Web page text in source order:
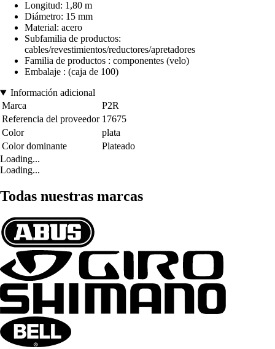
Longitud: 1,80 m
Diámetro: 15 mm
Material: acero
Subfamilia de productos:
cables/revestimientos/reductores/apretadores
Familia de productos : componentes (velo)
Embalaje : (caja de 100)
Información adicional
Marca
P2R
Referencia del proveedor 17675
Color
plata
Color dominante
Plateado
Loading...
Loading...
Todas nuestras marcas